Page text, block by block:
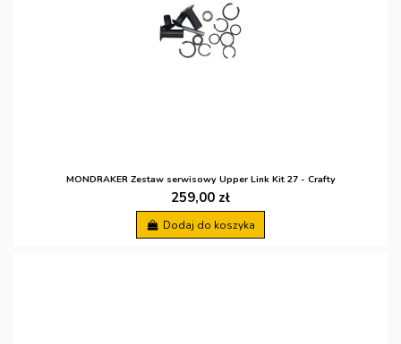
MONDRAKER Zestaw serwisowy Upper Link Kit 27 - Crafty
259,00 zł
Dodaj do koszyka